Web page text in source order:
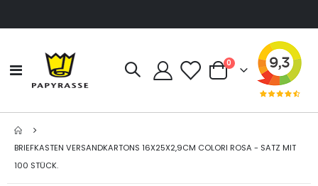
Navigation
umschalten
Cart
0Artikel
BRIEFKASTEN VERSANDKARTONS 16X25X2,9CM COLORI ROSA - SATZ MIT
100 STÜCK.